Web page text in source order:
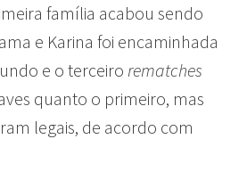
família acabou sendo
e Karina foi encaminhada
e o terceiro rematches
quanto o primeiro, mas
legais, de acordo com